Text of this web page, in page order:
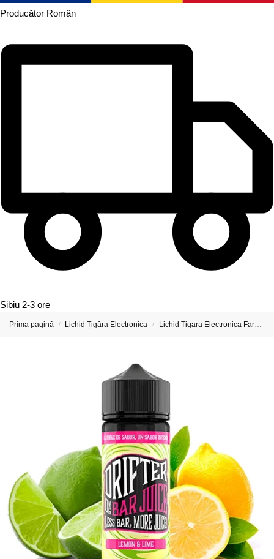
Producător Român
Sibiu 2-3 ore
Prima pagină / Lichid Țigăra Electronica / Lichid Tigara Electronica Fara Nicotina